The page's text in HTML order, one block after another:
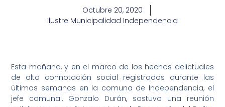
Octubre 20, 2020
Ilustre Municipalidad Independencia
Esta mañana, y en el marco de los hechos delictuales
de alta connotación social registrados durante las
últimas semanas en la comuna de Independencia, el
jefe comunal, Gonzalo Durán, sostuvo una reunión